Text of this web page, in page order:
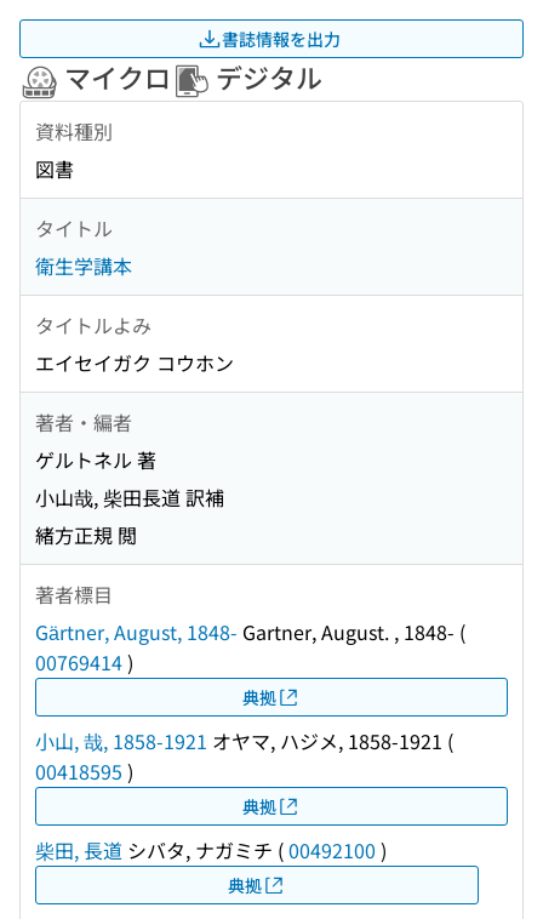
書誌情報を出力
マイクロ デジタル
資料種別
図書
タイトル
衛生学講本
タイトルよみ
エイセイガク コウホン
著者・編者
ゲルトネル 著
小山哉, 柴田長道 訳補
緒方正規 閲
著者標目
Gärtner, August, 1848- Gartner, August. , 1848- (
00769414)
典拠
小山, 哉, 1858-1921 オヤマ, ハジメ, 1858-1921 (
00418595 )
典拠
柴田, 長道 シバタ, ナガミチ (00492100 )
典拠